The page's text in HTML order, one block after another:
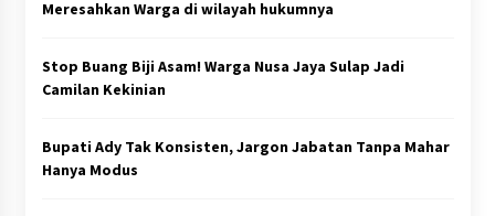
Meresahkan Warga di wilayah hukumnya
Stop Buang Biji Asam! Warga Nusa Jaya Sulap Jadi
Camilan Kekinian
Bupati Ady Tak Konsisten, Jargon Jabatan Tanpa Mahar
Hanya Modus